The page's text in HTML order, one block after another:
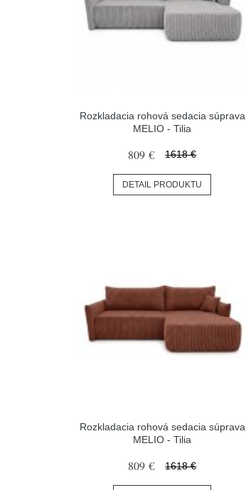
Rozkladacia rohová sedacia súprava
MELIO - Tilia
809 € 1618 €
DETAIL PRODUKTU
Rozkladacia rohová sedacia súprava
MELIO - Tilia
809 € 1618 €